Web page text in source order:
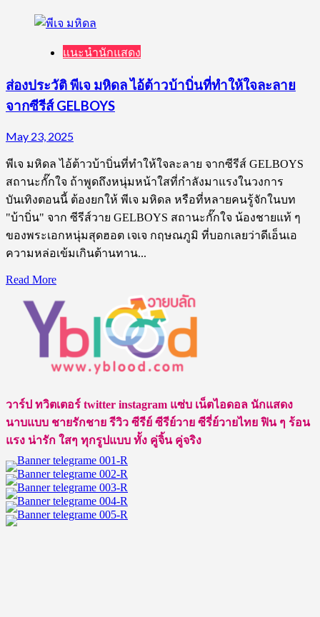
แนะนำนักแสดง
ส่องประวัติ พีเจ มหิดล ไอ้ต้าวบ้าบิ่นที่ทำให้ใจละลาย
จากซีรีส์ GELBOYS
May 23, 2025
พีเจ มหิดล ไอ้ต้าวบ้าบิ่นที่ทำให้ใจละลาย จากซีรีส์ GELBOYS
สถานะกั๊กใจ ถ้าพูดถึงหนุ่มหน้าใสที่กำลังมาแรงในวงการ
บันเทิงตอนนี้ ต้องยกให้ พีเจ มหิดล หรือที่หลายคนรู้จักในบท
"บ้าบิ่น" จาก ซีรีส์วาย GELBOYS สถานะกั๊กใจ น้องชายแท้ ๆ
ของพระเอกหนุ่มสุดฮอต เจเจ กฤษณภูมิ ที่บอกเลยว่าดีเอ็นเอ
ความหล่อเข้มเกินต้านทาน...
Read MoreRead
about
ส่อง
ประวัติ
พีเจ
มหิดล
ต้าว
บ้า
บิ่น
ที่
ทำให้
ใจ
ละลาย
วาร์ป ทวิตเตอร์ twitter instagram แซ่บ เน็ตไอดอล นักแสดง
นาบแบบ ชายรักชาย รีวิว ซีรีย์ ซีรีย์วาย ซีรี่ย์วายไทย ฟิน ๆ ร้อน
แรง น่ารัก ใสๆ ทุกรูปแบบ ทั้ง คู่จิ้น คู่จริง